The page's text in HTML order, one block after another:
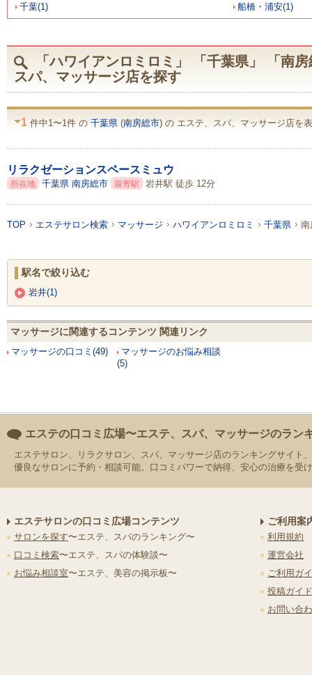
千葉(1) 船橋・浦安(1)
「ハワイアンロミロミ」 「千葉県」 「南
スパ、マッサージ店を探す
1 件中1〜1件 の 千葉県 (南房総市) の エステ、スパ、マッサージ店を
リラクゼーションスペースミュウ
所在地 千葉県 南房総市 最寄駅 岩井駅 徒歩 12分
TOP エステサロン検索 マッサージ ハワイアンロミロミ 千葉県 南
駅名で絞り込む
岩井(1)
マッサージに関連するコンテンツ 関連リンク
マッサージの口コミ(49)
マッサージのお悩み相談
(5)
エステの口コミ広場〜エステ、スパ、マッサージのラン
エステサロン、リラクサロン、スパ、マッサージ店のランキングサイト
優良なサロンに予約・相談可能。口コミパワーで納得、安心の治療を受
エステサロンの口コミ広場コンテンツ
サロンを探す〜エステ、スパのランキング〜
口コミ検索〜エステ、スパの体験談〜
お悩み相談室〜エステ、美容の掲示板〜
ご利用案
利用規約
運営会社
ご利用ガ
投稿ガイ
お問い合